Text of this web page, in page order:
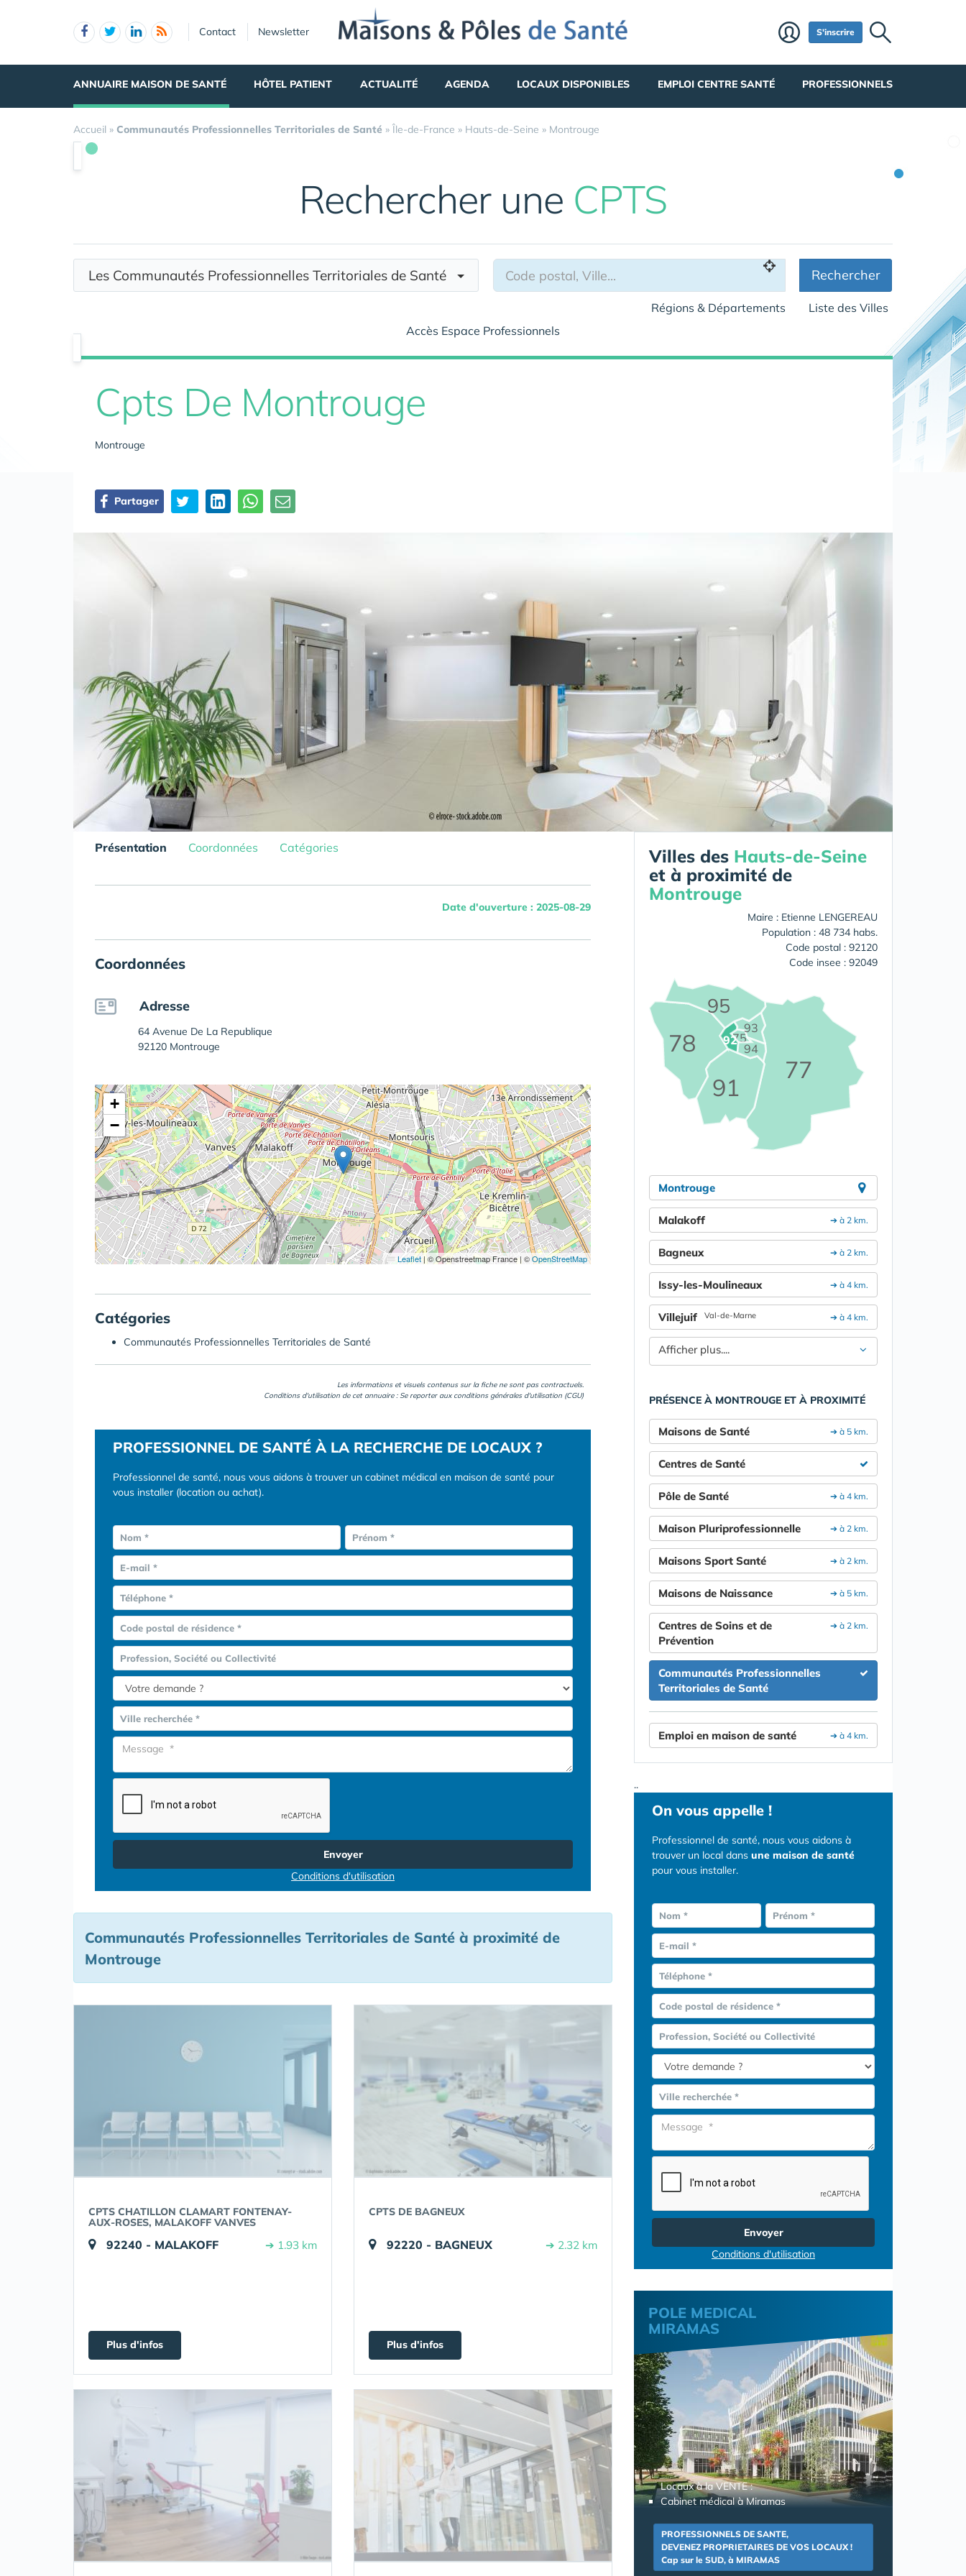
Contact Newsletter S'inscrire
ANNUAIRE MAISON DE SANTÉ HÔTEL PATIENT ACTUALITÉ AGENDA LOCAUX DISPONIBLES EMPLOI CENTRE SANTÉ PROFESSIONNELS
Accueil » Communautés Professionnelles Territoriales de Santé » Île-de-France » Hauts-de-Seine » Montrouge
Rechercher une CPTS
Les Communautés Professionnelles Territoriales de Santé Rechercher
Régions & Départements
Liste des Villes
Accès Espace Professionnels
Cpts De Montrouge
Montrouge
Partager
Présentation Coordonnées Catégories
Date d'ouverture : 2025-08-29
Coordonnées
Adresse
64 Avenue De La Republique
92120 Montrouge
+
−
Leaflet|© Openstreetmap France | ©OpenStreetMap
Catégories
Communautés Professionnelles Territoriales de Santé
Les informations et visuels contenus sur la fiche ne sont pas contractuels.
Conditions d'utilisation de cet annuaire : Se reporter aux conditions générales d'utilisation (CGU)
PROFESSIONNEL DE SANTÉ À LA RECHERCHE DE LOCAUX ?
Professionnel de santé, nous vous aidons à trouver un cabinet médical en maison de santé pour
vous installer (location ou achat).
Nom * Prénom *
E-mail *
Téléphone *
Code postal de résidence *
Profession, Société ou Collectivité
Ville recherchée *
Envoyer
Conditions d'utilisation
Communautés Professionnelles Territoriales de Santé à proximité de
Montrouge
CPTS CHATILLON CLAMART FONTENAY-
AUX-ROSES, MALAKOFF VANVES
92240 - MALAKOFF ➔ 1.93 km
Plus d'infos
CPTS DE BAGNEUX
92220 - BAGNEUX ➔ 2.32 km
Plus d'infos
Villes des Hauts-de-Seine
et à proximité de
Montrouge
Maire : Etienne LENGEREAU
Population : 48 734 habs.
Code postal : 92120
Code insee : 92049
75
77
78
91
92
93
94
95
Montrouge
➔ à 2 km.
Malakoff
➔ à 2 km.
Bagneux
➔ à 4 km.
Issy-les-Moulineaux
➔ à 4 km.
Villejuif Val-de-Marne
Afficher plus....
PRÉSENCE À MONTROUGE ET À PROXIMITÉ
➔ à 5 km.
Maisons de Santé
Centres de Santé
➔ à 4 km.
Pôle de Santé
➔ à 2 km.
Maison Pluriprofessionnelle
➔ à 2 km.
Maisons Sport Santé
➔ à 5 km.
Maisons de Naissance
➔ à 2 km.
Centres de Soins et de
Prévention
Communautés Professionnelles
Territoriales de Santé
➔ à 4 km.
Emploi en maison de santé
..
On vous appelle !
Professionnel de santé, nous vous aidons à
trouver un local dans une maison de santé
pour vous installer.
Nom * Prénom *
E-mail *
Téléphone *
Code postal de résidence *
Profession, Société ou Collectivité
Ville recherchée *
Envoyer
Conditions d'utilisation
POLE MEDICAL
MIRAMAS
Locaux à la VENTE :
Cabinet médical à Miramas
PROFESSIONNELS DE SANTE,
DEVENEZ PROPRIETAIRES DE VOS LOCAUX !
Cap sur le SUD, à MIRAMAS